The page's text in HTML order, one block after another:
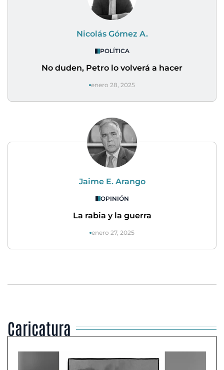
Nicolás Gómez A.
POLÍTICA
No duden, Petro lo volverá a hacer
enero 28, 2025
Jaime E. Arango
OPINIÓN
La rabia y la guerra
enero 27, 2025
Caricatura